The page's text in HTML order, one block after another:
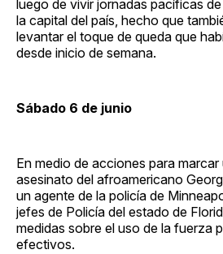
luego de vivir jornadas pacíficas
la capital del país, hecho que
levantar el toque de queda que
desde inicio de semana.
Sábado 6 de junio
En medio de acciones para
asesinato del afroamericano
un agente de la policía de
jefes de Policía del estado de
medidas sobre el uso de la fuerza
efectivos.